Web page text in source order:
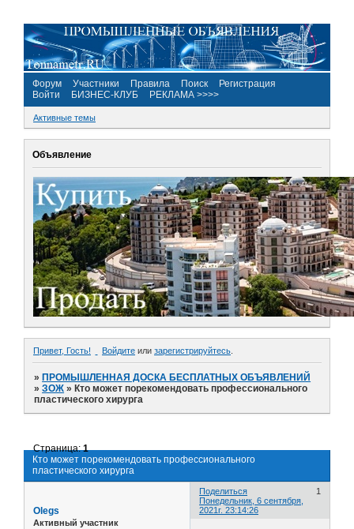
Форум Участники Правила Поиск
Регистрация
Войти
БИЗНЕС-КЛУБ РЕКЛАМА >>>>
Активные темы
Объявление
Привет, Гость! Войдите или зарегистрируйтесь
»ПРОМЫШЛЕННАЯ ДОСКА БЕСПЛАТНЫХ ОБЪЯВЛЕНИЙ
»ЗОЖ »Кто может порекомендовать профессионального
пластического хирурга
Кто может порекомендовать профессионального
пластического хирурга
Страница:1
Поделиться
1
Понедельник, 6 сентября,
2021г. 23:14:26
Olegs
Активный участник